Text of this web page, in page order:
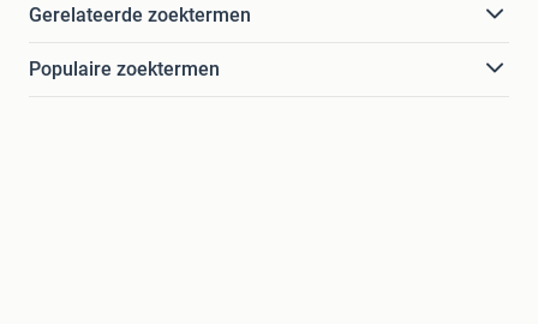
Gerelateerde zoektermen
Populaire zoektermen